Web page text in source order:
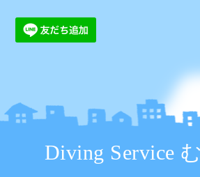
Diving Service